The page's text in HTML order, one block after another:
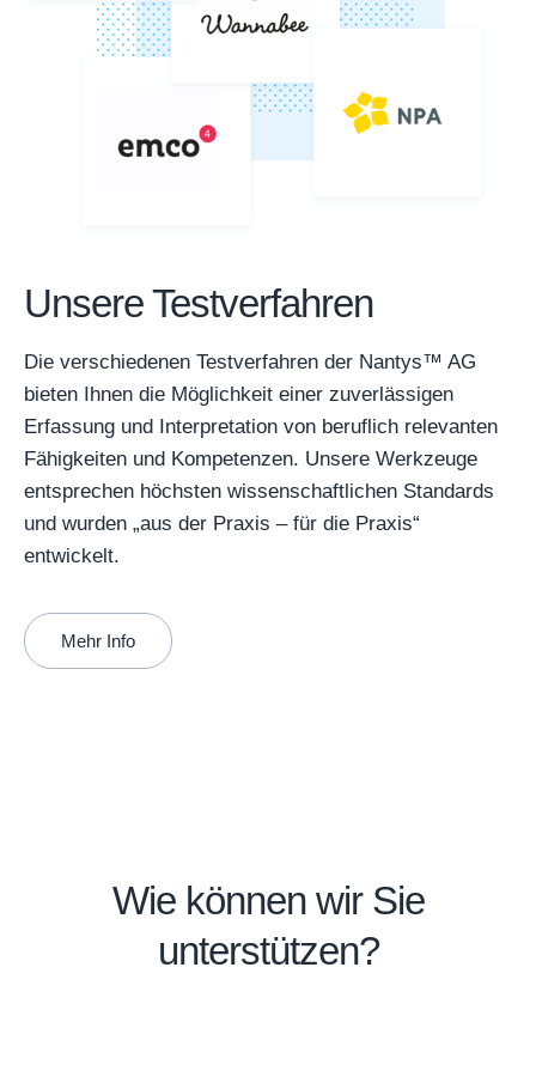
Unsere Testverfahren
Die verschiedenen Testverfahren der Nantys™ AG
bieten Ihnen die Möglichkeit einer zuverlässigen
Erfassung und Interpretation von beruflich relevanten
Fähigkeiten und Kompetenzen. Unsere Werkzeuge
entsprechen höchsten wissenschaftlichen Standards
und wurden „aus der Praxis – für die Praxis“
entwickelt.
Mehr Info
Wie können wir Sie
unterstützen?